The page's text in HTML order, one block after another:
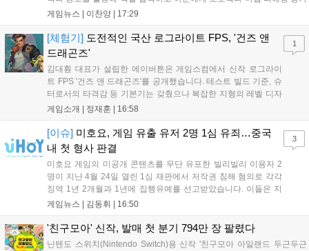
를 제공하는 것이 특징이다. 패시브 황천의 동행자는 동영의 핵심이다.
활한다. 모...
게임뉴스 | 이찬양 17:29
[체험기] 도전적인 국산 로그라이트 FPS, '건즈 앤
드래곤즈'
김대훤 대표가 설립한 에이버튼은 게임스컴에서 신작 로그라이
트 FPS '건즈 앤 드래곤즈'를 공개했습니다. 테스트 빌드 기준, 슈
터로서의 타격감 등 기본기는 갖췄으나 복잡한 지형의 레벨 디자
인은 개선이 필요해 보입니다. 또한, 성장 트랙의 과도한 분절과
요구됩니다. 개발사는 향후 캐릭터 추가 등을 통해 게임성을 다듬
어 경쟁력을 확보할 계획입니다....
게임소개 | 정재훈 16:58
1
[이슈] 미호요, 게임 유출 유저 2명 1심 유죄…중국
내 첫 형사 판결
미호요 게임의 미공개 콘텐츠를 무단 유포한 빌리빌리 이용자 2
명이 지난 4월 24일 열린 1심 재판에서 저작권 침해 혐의로 각각
징역 1년 2개월과 1년에 집행유예를 선고받았습니다. 이들은 지
난해 7월부터 원신 등 주요 게임의 영상을 유포해 60만 회 이상의
이후 중국 내 첫 형사사건임을 강조하며 향후 무단 유출에 강경
대응할 방침입니다....
게임뉴스 | 김동휘 16:50
3
'친구모아' 신작, 발매 첫 분기 794만 장 팔렸다
닌텐도 스위치(Nintendo Switch)용 신작 '친구모아 아일랜드 두근두근